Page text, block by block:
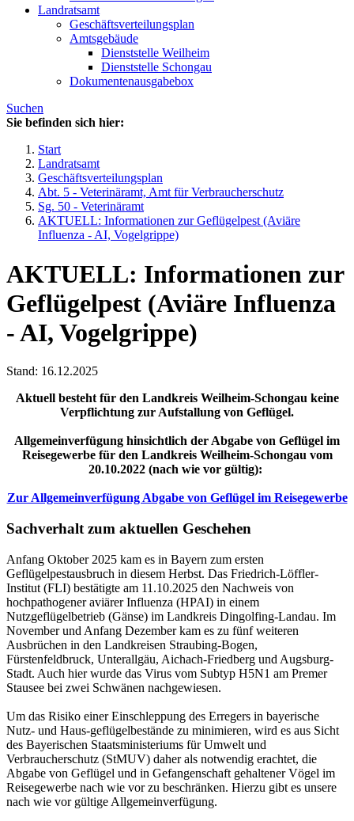
Landratsamt
Geschäftsverteilungsplan
Amtsgebäude
Dienststelle Weilheim
Dienststelle Schongau
Dokumentenausgabebox
Suchen
Sie befinden sich hier:
Start
Landratsamt
Geschäftsverteilungsplan
Abt. 5 - Veterinäramt, Amt für Verbraucherschutz
Sg. 50 - Veterinäramt
AKTUELL: Informationen zur Geflügelpest (Aviäre
Influenza - AI, Vogelgrippe)
AKTUELL: Informationen zur
Geflügelpest (Aviäre Influenza
- AI, Vogelgrippe)
Stand: 16.12.2025
Aktuell besteht für den Landkreis Weilheim-Schongau keine
Verpflichtung zur Aufstallung von Geflügel.
Allgemeinverfügung hinsichtlich der Abgabe von Geflügel im
Reisegewerbe für den Landkreis Weilheim-Schongau vom
20.10.2022 (nach wie vor gültig):
Zur Allgemeinverfügung Abgabe von Geflügel im Reisegewerbe
Sachverhalt zum aktuellen Geschehen
Anfang Oktober 2025 kam es in Bayern zum ersten
Geflügelpestausbruch in diesem Herbst. Das Friedrich-Löffler-
Institut (FLI) bestätigte am 11.10.2025 den Nachweis von
hochpathogener aviärer Influenza (HPAI) in einem
Nutzgeflügelbetrieb (Gänse) im Landkreis Dingolfing-Landau. Im
November und Anfang Dezember kam es zu fünf weiteren
Ausbrüchen in den Landkreisen Straubing-Bogen,
Fürstenfeldbruck, Unterallgäu, Aichach-Friedberg und Augsburg-
Stadt. Auch hier wurde das Virus vom Subtyp H5N1 am Premer
Stausee bei zwei Schwänen nachgewiesen.
Um das Risiko einer Einschleppung des Erregers in bayerische
Nutz- und Haus-geflügelbestände zu minimieren, wird es aus Sicht
des Bayerischen Staatsministeriums für Umwelt und
Verbraucherschutz (StMUV) daher als notwendig erachtet, die
Abgabe von Geflügel und in Gefangenschaft gehaltener Vögel im
Reisegewerbe nach wie vor zu beschränken. Hierzu gibt es unsere
nach wie vor gültige Allgemeinverfügung.